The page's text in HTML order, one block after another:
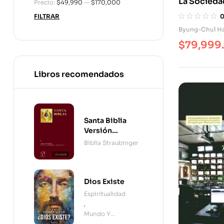
0
Byung-Chul
$
FILTRAR
Precio: $49,990 — $170,000
Libros recomendados
Santa Biblia
Versión
Straubinger - 2
Biblia Straubinger
Dios Existe
Espiritualidad
,
Mundo Y